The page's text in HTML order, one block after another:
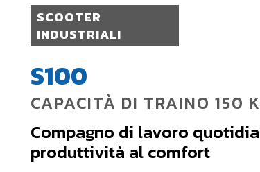
SCOOTER
INDUSTRIALI
S100
CAPACITÀ DI TRAINO 150
Compagno di lavoro
produttività al comfort